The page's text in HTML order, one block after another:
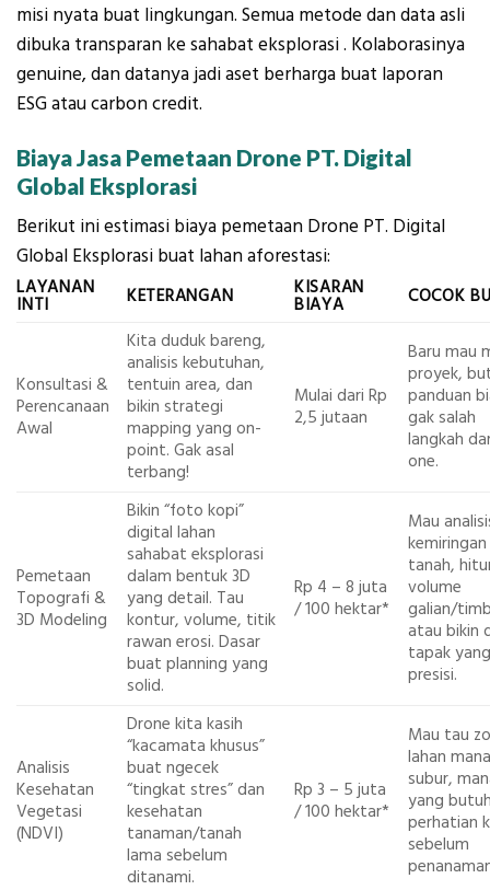
misi nyata buat lingkungan. Semua metode dan data asli
dibuka transparan ke sahabat eksplorasi . Kolaborasinya
genuine, dan datanya jadi aset berharga buat laporan
ESG atau carbon credit.
Biaya Jasa Pemetaan Drone PT. Digital
Global Eksplorasi
Berikut ini estimasi biaya pemetaan Drone PT. Digital
Global Eksplorasi buat lahan aforestasi:
LAYANAN
INTI KETERANGAN KISARAN
BIAYA COCOK
Konsultasi &
Perencanaan
Awal
Kita duduk bareng,
analisis kebutuhan,
tentuin area, dan
bikin strategi
mapping yang on-
point. Gak asal
terbang!
Mulai dari Rp
2,5 jutaan
Baru mau
proyek,
panduan
gak salah
langkah
one.
Pemetaan
Topografi &
3D Modeling
Bikin “foto kopi”
digital lahan
sahabat eksplorasi
dalam bentuk 3D
yang detail. Tau
kontur, volume, titik
rawan erosi. Dasar
buat planning yang
solid.
Rp 4 – 8 juta
/ 100 hektar*
Mau
kemiringan
tanah,
volume
galian/
atau bikin
tapak yang
presisi.
Analisis
Kesehatan
Vegetasi
(NDVI)
Drone kita kasih
“kacamata khusus”
buat ngecek
“tingkat stres” dan
kesehatan
tanaman/tanah
lama sebelum
ditanami.
Rp 3 – 5 juta
/ 100 hektar*
Mau tau
lahan
subur,
yang
perhatian
sebelum